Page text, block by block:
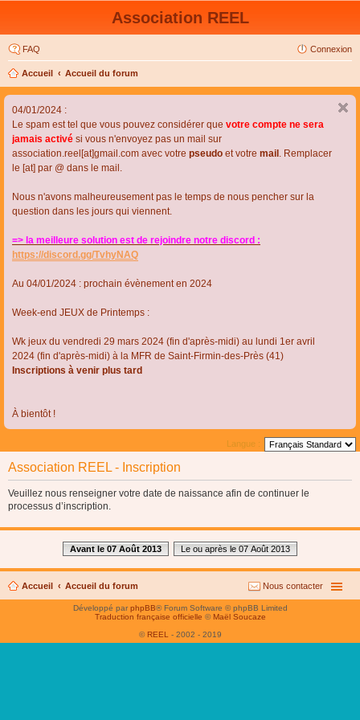
Association REEL
FAQ Connexion
Accueil Accueil du forum
04/01/2024 :
Le spam est tel que vous pouvez considérer que votre compte ne sera
jamais activé si vous n'envoyez pas un mail sur
association.reel[at]gmail.com avec votre pseudo et votre mail . Remplacer
le [at] par @ dans le mail.
Nous n'avons malheureusement pas le temps de nous pencher sur la
question dans les jours qui viennent.
=> la meilleure solution est de rejoindre notre discord :
https://discord.gg/TvhyNAQ
Au 04/01/2024 : prochain évènement en 2024
Week-end JEUX de Printemps :
Wk jeux du vendredi 29 mars 2024 (fin d'après-midi) au lundi 1er avril
2024 (fin d'après-midi) à la MFR de Saint-Firmin-des-Près (41)
Inscriptions à venir plus tard
À bientôt !
Langue :
Association REEL - Inscription
Veuillez nous renseigner votre date de naissance afin de continuer le
processus d’inscription.
Avant le 07 Août 2013 Le ou après le 07 Août 2013
Accueil Accueil du forum Nous contacter
Développé parphpBB® Forum Software © phpBB Limited
Traduction française officielle © Maël Soucaze
© REEL - 2002 - 2019